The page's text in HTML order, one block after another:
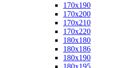
170x190
170x200
170x210
170x220
180x180
180x186
180x190
180x195